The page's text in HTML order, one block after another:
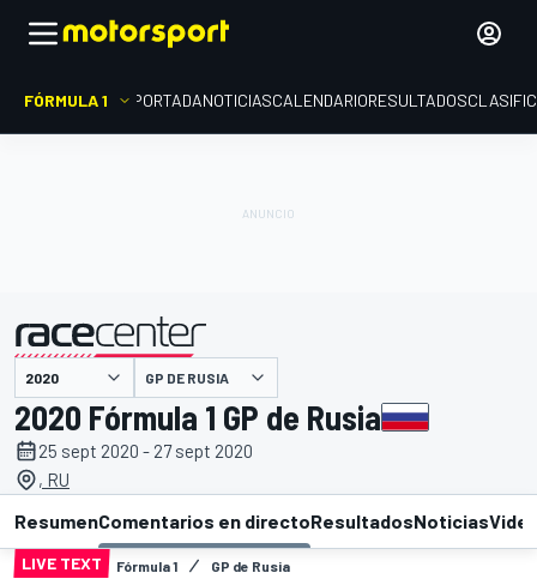
FÓRMULA 1 PORTADANOTICIASCALENDARIORESULTADOS
GP DE RUSIA
2020 Fórmula 1 GP de Rusia
25 sept 2020 - 27 sept 2020
, RU
ResumenComentarios en directoResultadosNoticias
LIVE TEXT Fórmula 1 GP de Rusia